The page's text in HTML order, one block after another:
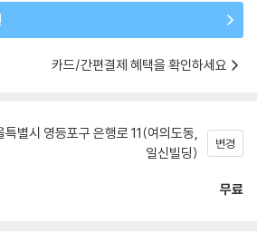
카드/간편결제 혜택을 확인하세요
특별시 영등포구 은행로 11(여의도동,
일신빌딩)
변경
무료